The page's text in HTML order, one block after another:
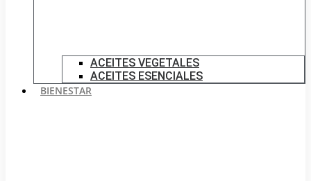
ACEITES VEGETALES
ACEITES ESENCIALES
BIENESTAR